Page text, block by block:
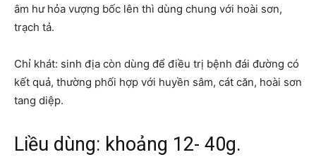
âm hư hỏa vượng bốc lên thì dùng chung với hoài sơn,
trạch tả.
Chỉ khát: sinh địa còn dùng để điều trị bệnh đái đường có
kết quả, thường phối hợp với huyền sâm, cát căn, hoài sơn
tang diệp.
Liều dùng: khoảng 12- 40g.